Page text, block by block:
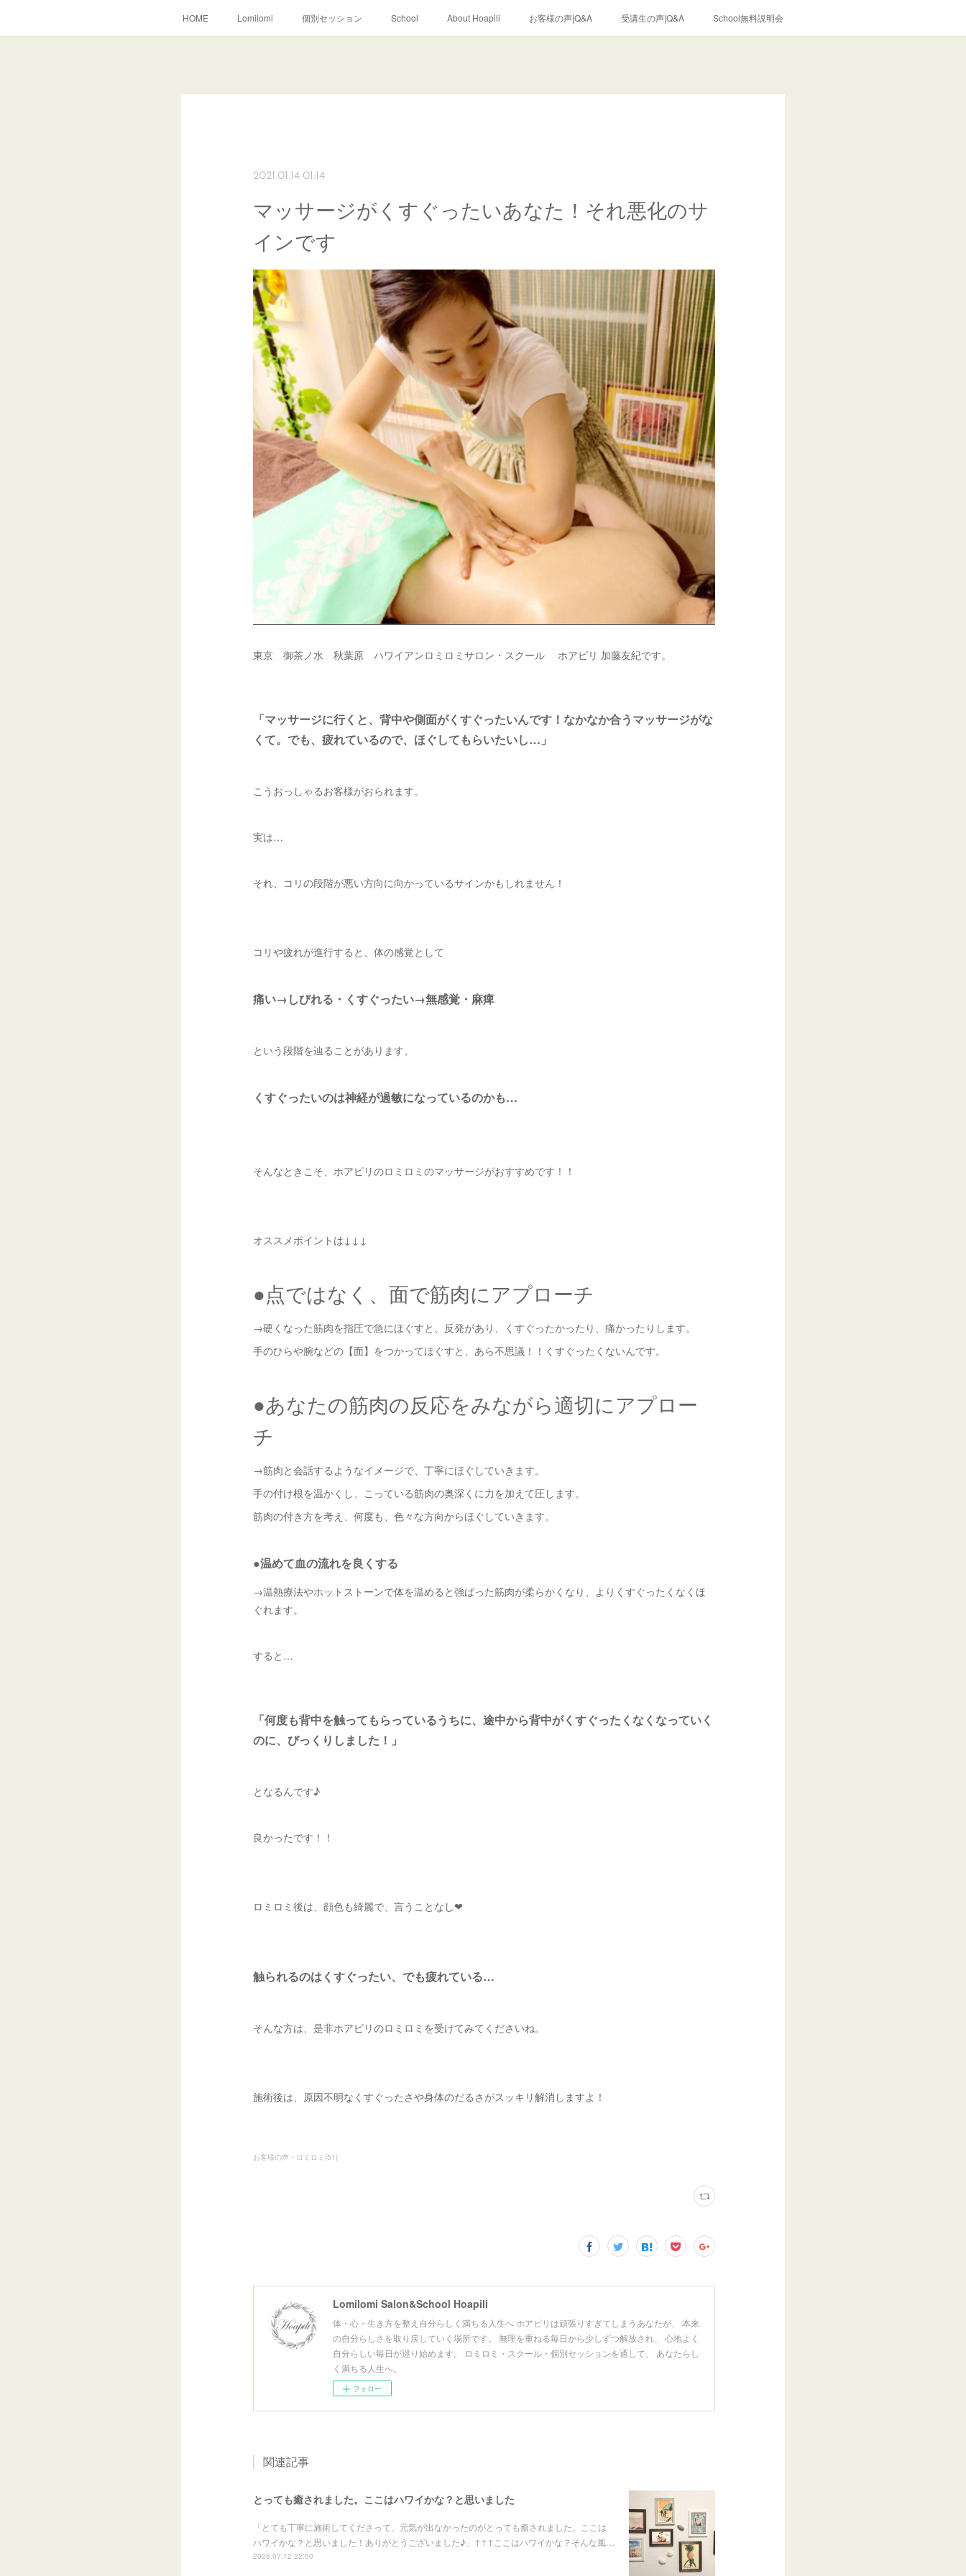
HOME Lomilomi 個別セッション School About Hoapili お客様の声|Q&A 受講生の声|Q&A School無料説明会
2021.01.14 01:14
マッサージがくすぐったいあなた！それ悪化のサ
インです
東京 御茶ノ水 秋葉原 ハワイアンロミロミサロン・スクール ホアピリ 加藤友紀です。
「マッサージに行くと、背中や側面がくすぐったいんです！なかなか合うマッサージがな
くて。でも、疲れているので、ほぐしてもらいたいし…」
こうおっしゃるお客様がおられます。
実は…
それ、コリの段階が悪い方向に向かっているサインかもしれません！
コリや疲れが進行すると、体の感覚として
痛い→しびれる・くすぐったい→無感覚・麻痺
という段階を辿ることがあります。
くすぐったいのは神経が過敏になっているのかも…
そんなときこそ、ホアピリのロミロミのマッサージがおすすめです！！
オススメポイントは↓↓↓
●点ではなく、面で筋肉にアプローチ
→硬くなった筋肉を指圧で急にほぐすと、反発があり、くすぐったかったり、痛かったりします。
手のひらや腕などの【面】をつかってほぐすと、あら不思議！！くすぐったくないんです。
●あなたの筋肉の反応をみながら適切にアプロー
チ
→筋肉と会話するようなイメージで、丁寧にほぐしていきます。
手の付け根を温かくし、こっている筋肉の奥深くに力を加えて圧します。
筋肉の付き方を考え、何度も、色々な方向からほぐしていきます。
●温めて血の流れを良くする
→温熱療法やホットストーンで体を温めると強ばった筋肉が柔らかくなり、よりくすぐったくなくほ
ぐれます。
すると…
「何度も背中を触ってもらっているうちに、途中から背中がくすぐったくなくなっていく
のに、びっくりしました！」
となるんです♪
良かったです！！
ロミロミ後は、顔色も綺麗で、言うことなし❤︎
触られるのはくすぐったい、でも疲れている…
そんな方は、是非ホアピリのロミロミを受けてみてくださいね。
施術後は、原因不明なくすぐったさや身体のだるさがスッキリ解消しますよ！
お客様の声・ロミロミ (51)
Lomilomi Salon&School Hoapili
体・心・生き方を整え自分らしく満ちる人生へ ホアピリは頑張りすぎてしまうあなたが、 本来
の自分らしさを取り戻していく場所です。 無理を重ねる毎日から少しずつ解放され、 心地よく
自分らしい毎日が巡り始めます。 ロミロミ・スクール・個別セッションを通して、 あなたらし
く満ちる人生へ。
フォロー
関連記事
とっても癒されました。ここはハワイかな？と思いました
「とても丁寧に施術してくださって、元気が出なかったのがとっても癒されました。ここは
ハワイかな？と思いました！ありがとうございました♪」↑↑↑ここはハワイかな？そんな風…
2026.07.12 22:00